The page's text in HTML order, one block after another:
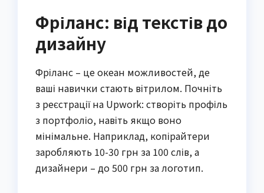
Фріланс: від текстів до
дизайну
Фріланс – це океан можливостей, де
ваші навички стають вітрилом. Почніть
з реєстрації на Upwork: створіть профіль
з портфоліо, навіть якщо воно
мінімальне. Наприклад, копірайтери
заробляють 10-30 грн за 100 слів, а
дизайнери – до 500 грн за логотип.